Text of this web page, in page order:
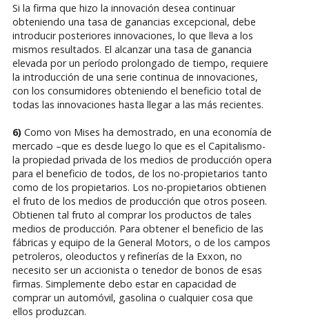
Si la firma que hizo la innovación desea continuar
obteniendo una tasa de ganancias excepcional, debe
introducir posteriores innovaciones, lo que lleva a los
mismos resultados. El alcanzar una tasa de ganancia
elevada por un período prolongado de tiempo, requiere
la introducción de una serie continua de innovaciones,
con los consumidores obteniendo el beneficio total de
todas las innovaciones hasta llegar a las más recientes.
6)Como von Mises ha demostrado, en una economía de
mercado –que es desde luego lo que es el Capitalismo-
la propiedad privada de los medios de producción opera
para el beneficio de todos, de los no-propietarios tanto
como de los propietarios. Los no-propietarios obtienen
el fruto de los medios de producción que otros poseen.
Obtienen tal fruto al comprar los productos de tales
medios de producción. Para obtener el beneficio de las
fábricas y equipo de la General Motors, o de los campos
petroleros, oleoductos y refinerías de la Exxon, no
necesito ser un accionista o tenedor de bonos de esas
firmas. Simplemente debo estar en capacidad de
comprar un automóvil, gasolina o cualquier cosa que
ellos produzcan.